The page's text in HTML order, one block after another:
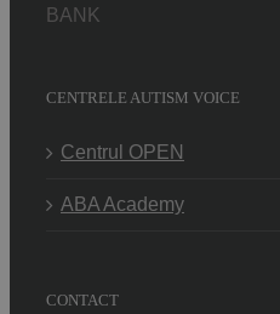
BANK
CENTRELE AUTISM VOICE
Centrul OPEN
ABA Academy
CONTACT